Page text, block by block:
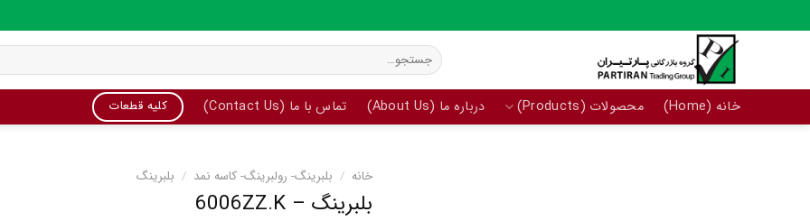
to
جستجو
برای:
خانه (Home) محصولات (Products) درباره ما (About Us) تماس با ما (Contact Us) کلیه قطعات
خانه / بلبرینگ- رولبرینگ- کاسه نمد / بلبرینگ
بلبرینگ – 6006ZZ.K